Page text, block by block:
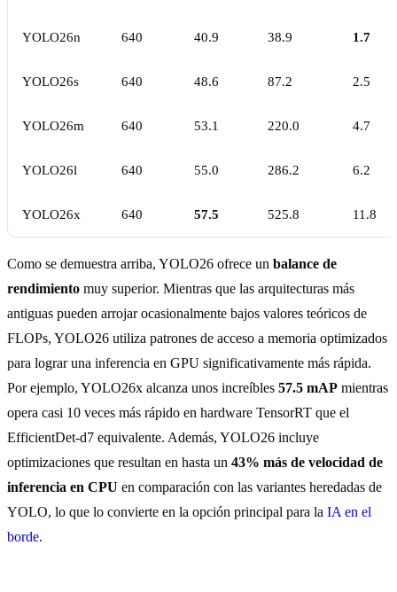
YOLO26n 640 40.9 38.9 1.7
YOLO26s 640 48.6 87.2 2.5
YOLO26m 640 53.1 220.0 4.7
YOLO26l 640 55.0 286.2 6.2
YOLO26x 640 57.5 525.8 11.8
Como se demuestra arriba, YOLO26 ofrece un balance de
rendimiento muy superior. Mientras que las arquitecturas más
antiguas pueden arrojar ocasionalmente bajos valores teóricos de
FLOPs, YOLO26 utiliza patrones de acceso a memoria optimizados
para lograr una inferencia en GPU significativamente más rápida.
Por ejemplo, YOLO26x alcanza unos increíbles 57.5 mAP mientras
opera casi 10 veces más rápido en hardware TensorRT que el
EfficientDet-d7 equivalente. Además, YOLO26 incluye
optimizaciones que resultan en hasta un 43% más de velocidad de
inferencia en CPU en comparación con las variantes heredadas de
YOLO, lo que lo convierte en la opción principal para la IA en el
borde.